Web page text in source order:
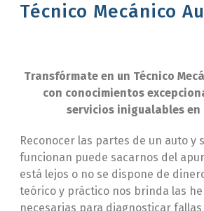
Técnico Mecánico
Transfórmate en un Técnico
con conocimientos
servicios inigualables
Reconocer las partes de un auto y
funcionan puede sacarnos del
está lejos o no se dispone de
teórico y práctico nos brinda las
necesarias para diagnosticar